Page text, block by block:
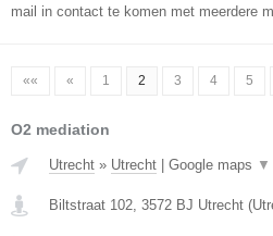
mail in contact te komen met meerdere
«« « 1 2 3 4 5
O2 mediation
Utrecht » Utrecht Google maps ▼
Biltstraat 102, 3572 BJ Utrecht (